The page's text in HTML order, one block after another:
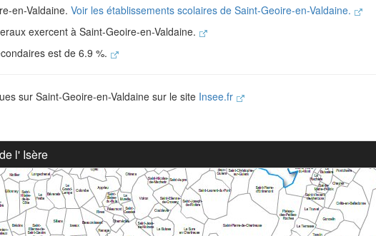
en-Valdaine. Voir les établissements scolaires de Saint-Geoire-en-Valdaine.
exercent à Saint-Geoire-en-Valdaine.
est de 6.9 %.
sur Saint-Geoire-en-Valdaine sur le site Insee.fr
l' Isère